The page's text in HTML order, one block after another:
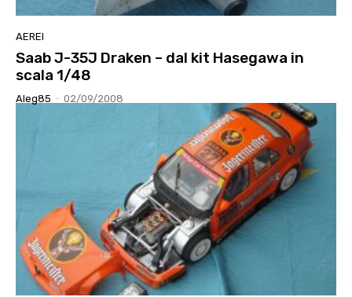
AEREI
Saab J-35J Draken – dal kit Hasegawa in
scala 1/48
Aleg85 - 02/09/2008